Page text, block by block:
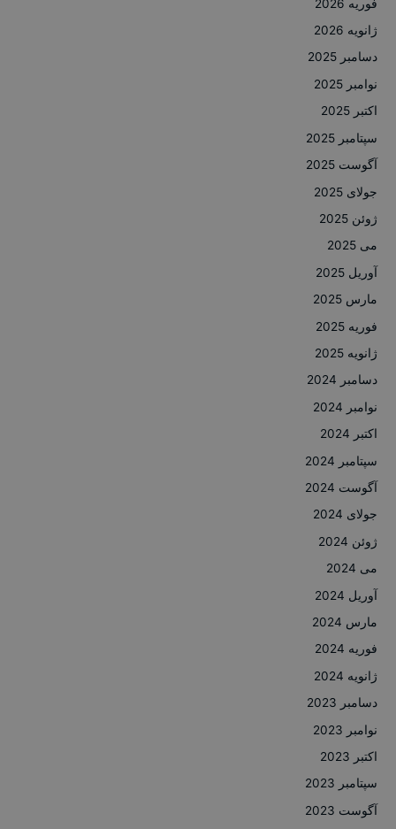
فوریه 2026
ژانویه 2026
دسامبر 2025
نوامبر 2025
اکتبر 2025
سپتامبر 2025
آگوست 2025
جولای 2025
ژوئن 2025
می 2025
آوریل 2025
مارس 2025
فوریه 2025
ژانویه 2025
دسامبر 2024
نوامبر 2024
اکتبر 2024
سپتامبر 2024
آگوست 2024
جولای 2024
ژوئن 2024
می 2024
آوریل 2024
مارس 2024
فوریه 2024
ژانویه 2024
دسامبر 2023
نوامبر 2023
اکتبر 2023
سپتامبر 2023
آگوست 2023